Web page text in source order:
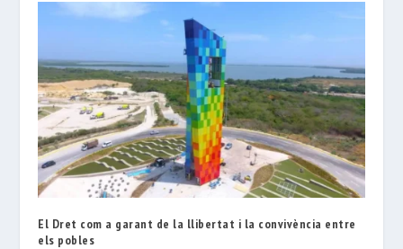
El Dret com a garant de la llibertat i la convivència entre
els pobles